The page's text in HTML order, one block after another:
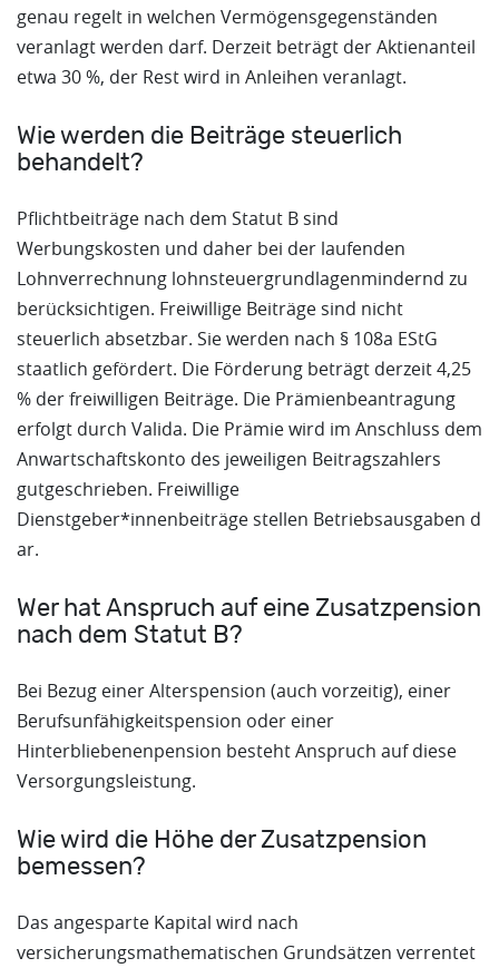
genau regelt in welchen Vermögensgegenständen
veranlagt werden darf. Derzeit beträgt der Aktienanteil
etwa 30 %, der Rest wird in Anleihen veranlagt.
Wie werden die Beiträge steuerlich
behandelt?
Pflichtbeiträge nach dem Statut B sind
Werbungskosten und daher bei der laufenden
Lohnverrechnung lohnsteuergrundlagenmindernd zu
berücksichtigen. Freiwillige Beiträge sind nicht
steuerlich absetzbar. Sie werden nach § 108a EStG
staatlich gefördert. Die Förderung beträgt derzeit 4,25
% der freiwilligen Beiträge. Die Prämienbeantragung
erfolgt durch Valida. Die Prämie wird im Anschluss dem
Anwartschaftskonto des jeweiligen Beitragszahlers
gutgeschrieben. Freiwillige
Dienstgeber*innenbeiträge stellen Betriebsausgaben d
ar.
Wer hat Anspruch auf eine Zusatzpension
nach dem Statut B?
Bei Bezug einer Alterspension (auch vorzeitig), einer
Berufsunfähigkeitspension oder einer
Hinterbliebenenpension besteht Anspruch auf diese
Versorgungsleistung.
Wie wird die Höhe der Zusatzpension
bemessen?
Das angesparte Kapital wird nach
versicherungsmathematischen Grundsätzen verrentet